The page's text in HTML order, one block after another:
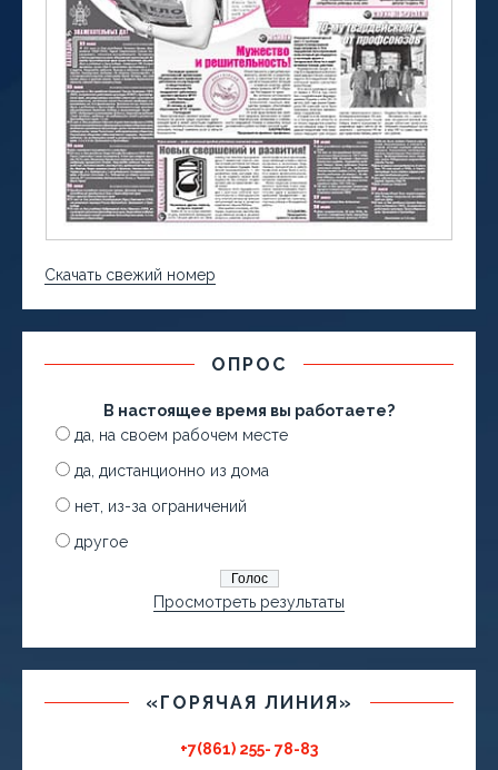
Скачать свежий номер
ОПРОС
В настоящее время вы работаете?
да, на своем рабочем месте
да, дистанционно из дома
нет, из-за ограничений
другое
Просмотреть результаты
«ГОРЯЧАЯ ЛИНИЯ»
+7(861) 255- 78-83